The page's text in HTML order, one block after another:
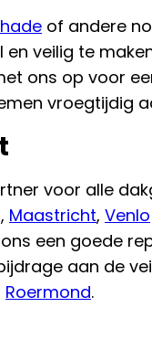
of andere
en veilig te
ons op voor
vroegtijdig
voor alle
, Maastricht, Venlo
een goede
aan de
Roermond.